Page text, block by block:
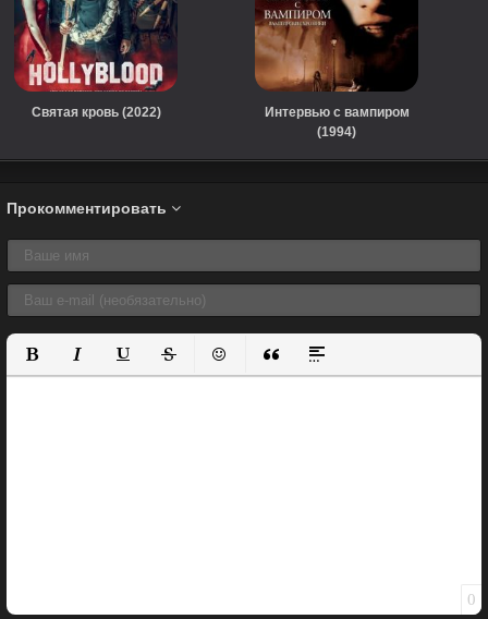
Святая кровь (2022)
Интервью с вампиром
(1994)
Прокомментировать
Полужирный
КурсивПодчеркнутый
ЗачеркнутыйВставить смайлик
Вставка цитаты
Вставка спойлера
0